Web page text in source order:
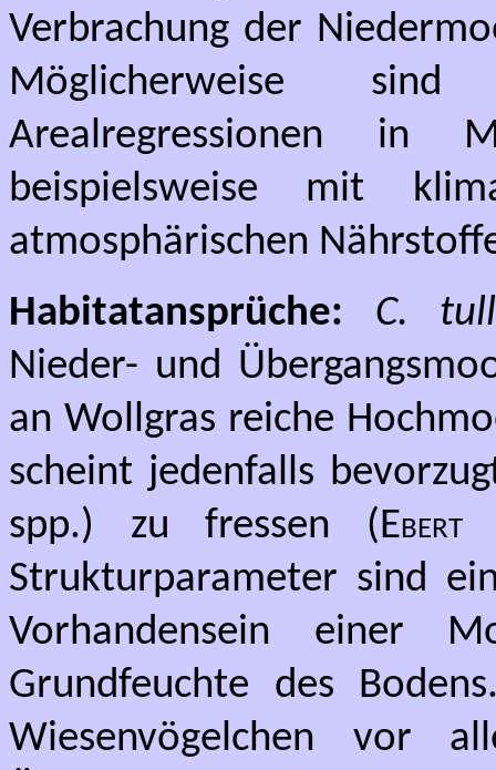
Verbrachung der
Möglicherweise
Arealregressionen in
beispielsweise mit
atmosphärischen
Habitatansprüche:
C.
Nieder- und
an Wollgras reiche
scheint jedenfalls
spp.) zu fressen (Ebert
Strukturparameter sind
Vorhandensein einer
Grundfeuchte des
Wiesenvögelchen vor